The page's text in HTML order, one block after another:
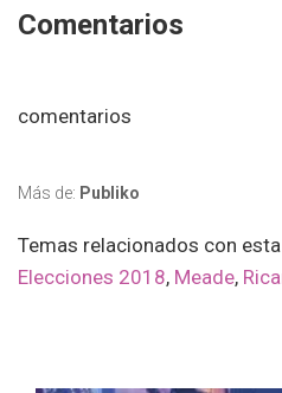
Comentarios
comentarios
Más de: Publiko
Temas relacionados con
Elecciones 2018, Meade,